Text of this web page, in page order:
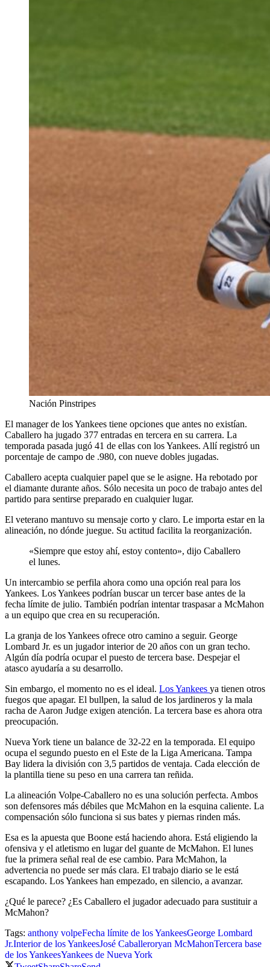
Nación Pinstripes
El manager de los Yankees tiene opciones que antes no existían.
Caballero ha jugado 377 entradas en tercera en su carrera. La
temporada pasada jugó 41 de ellas con los Yankees. Allí registró un
porcentaje de campo de .980, con nueve dobles jugadas.
Caballero acepta cualquier papel que se le asigne. Ha rebotado por
el diamante durante años. Sólo necesita un poco de trabajo antes del
partido para sentirse preparado en cualquier lugar.
El veterano mantuvo su mensaje corto y claro. Le importa estar en la
alineación, no dónde juegue. Su actitud facilita la reorganización.
«Siempre que estoy ahí, estoy contento», dijo Caballero
el lunes.
Un intercambio se perfila ahora como una opción real para los
Yankees. Los Yankees podrían buscar un tercer base antes de la
fecha límite de julio. También podrían intentar traspasar a McMahon
a un equipo que crea en su recuperación.
La granja de los Yankees ofrece otro camino a seguir. George
Lombard Jr. es un jugador interior de 20 años con un gran techo.
Algún día podría ocupar el puesto de tercera base. Despejar el
atasco ayudaría a su desarrollo.
Sin embargo, el momento no es el ideal. Los Yankees ya tienen otros
fuegos que apagar. El bullpen, la salud de los jardineros y la mala
racha de Aaron Judge exigen atención. La tercera base es ahora otra
preocupación.
Nueva York tiene un balance de 32-22 en la temporada. El equipo
ocupa el segundo puesto en el Este de la Liga Americana. Tampa
Bay lidera la división con 3,5 partidos de ventaja. Cada elección de
la plantilla tiene su peso en una carrera tan reñida.
La alineación Volpe-Caballero no es una solución perfecta. Ambos
son defensores más débiles que McMahon en la esquina caliente. La
compensación sólo funciona si sus bates y piernas rinden más.
Esa es la apuesta que Boone está haciendo ahora. Está eligiendo la
ofensiva y el atletismo en lugar del guante de McMahon. El lunes
fue la primera señal real de ese cambio. Para McMahon, la
advertencia no puede ser más clara. El trabajo diario se le está
escapando. Los Yankees han empezado, en silencio, a avanzar.
¿Qué le parece? ¿Es Caballero el jugador adecuado para sustituir a
McMahon?
Tags: anthony volpeFecha límite de los YankeesGeorge Lombard
Jr.Interior de los YankeesJosé Caballeroryan McMahonTercera base
de los YankeesYankees de Nueva York